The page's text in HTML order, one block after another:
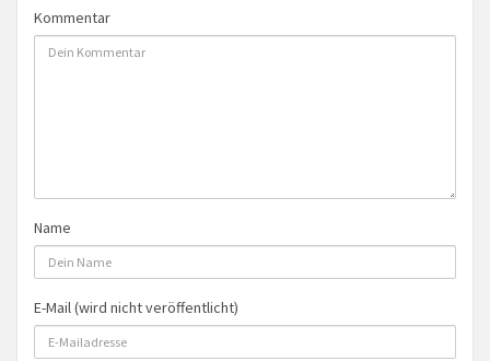
Kommentar
Name
E-Mail (wird nicht veröffentlicht)